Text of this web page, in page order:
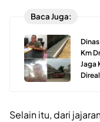
Baca Juga:
Km
Jaga
Selain itu, dari